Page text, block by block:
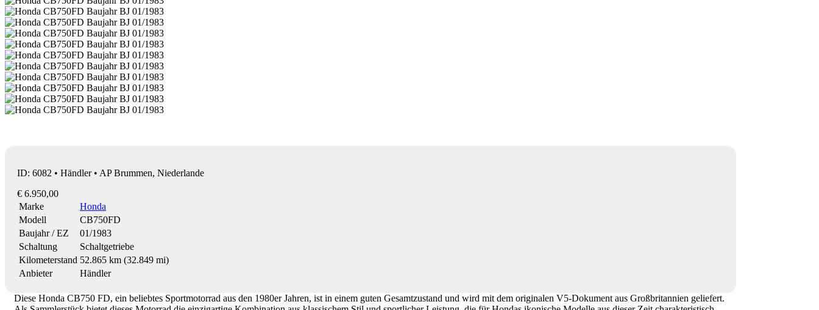
ID: 6082 • Händler • AP Brummen, Niederlande
€ 6.950,00
Marke
Honda
Modell
CB750FD
Baujahr / EZ
01/1983
Schaltung
Schaltgetriebe
Kilometerstand 52.865 km (32.849 mi)
Anbieter
Händler
Diese Honda CB750 FD, ein beliebtes Sportmotorrad aus den 1980er Jahren, ist in einem guten Gesamtzustand und wird mit dem originalen V5-Dokument aus Großbritannien geliefert.